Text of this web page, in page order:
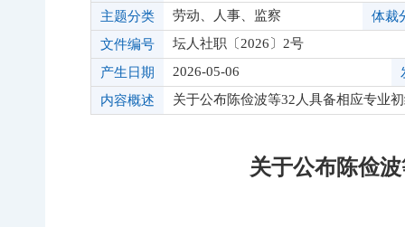
主题分类
劳动、人事、监察
体裁
文件编号
坛人社职〔2026〕2号
产生日期
2026-05-06
内容概述
关于公布陈俭波等32人具备相应专业
关于公布陈俭